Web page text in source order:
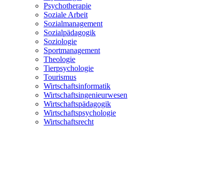
Psychotherapie
Soziale Arbeit
Sozialmanagement
Sozialpädagogik
Soziologie
Sportmanagement
Theologie
Tierpsychologie
Tourismus
Wirtschaftsinformatik
Wirtschaftsingenieurwesen
Wirtschaftspädagogik
Wirtschaftspsychologie
Wirtschaftsrecht